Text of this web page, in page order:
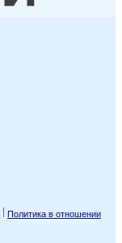
Политика в отношении